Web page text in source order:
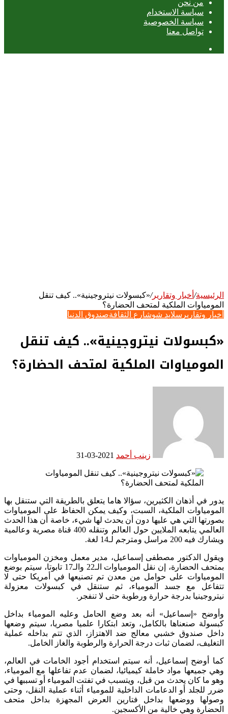
من نحن
سياسة الاستخدام
سياسة الخصوصية
تواصل معنا
الرئيسية/ أخبار وتقارير/«كبسولات نيتروجينية».. كيف تنقل
المومياوات الملكية لمتحف الحضارة؟
أخبار وتقارير سلايد شوشارع الثقافةصندوق الدنيا
«كبسولات نيتروجينية».. كيف تنقل
المومياوات الملكية لمتحف الحضارة؟
زينب أحمد 2021-03-31
يدور في أذهان الكثيرين، سؤالا هاما يتعلق بالطريقة التي ستنقل بها
المومياوات الملكية، السبت، وكيف يمكن الحفاظ على المومياوات
بصورتها التي هي عليها دون أن يحدث لها شيء، خاصة أن هذا الحدث
العالمي يتابعه الملايين حول العالم وتنقله 400 قناة مصرية وعالمية
ويشارك فيه 200 مراسل ومترجم لـ14 لغة.
ويقول الدكتور مصطفى إسماعيل، مدير معمل ومخزن المومياوات
بمتحف الحضارة، إن نقل المومياوات الـ22 والـ17 تابوتا، سيتم بوضع
المومياوات على حوامل من معدن تم تصنيعها في أمريكا حتى لا
تتفاعل مع جسد المومياء، ثم ستنقل في كبسولات معزولة
نيتروجينيا بدرجة حرارة ورطوبة حتى لا تنفجر.
وأوضح «إسماعيل» أنه بعد وضع الحامل وعليه المومياء بداخل
كبسولة صنعناها بالكامل، وتعد ابتكارا علميا مصريا، سيتم وضعها
داخل صندوق خشبي معالج ضد الاهتزاز، الذي تتم بداخله عملية
التغليف، لضمان ثبات درجة الحرارة والرطوبة والغاز الخامل.
كما أوضح إسماعيل، أنه سيتم استخدام أجود الخامات في العالم،
وهي جميعها مواد خاملة كيميائيا، لضمان عدم تفاعلها مع المومياء،
وهو ما كان يحدث من قبل، ويتسبب في تفتت المومياء أو تسببها في
ضرر للجلد أو الدعامات الداخلية للمومياء أثناء عملية النقل، وحتى
وصولها ووضعها بداخل فتارين العرض المجهزة بداخل متحف
الحضارة وهي خالية من الأكسجين.